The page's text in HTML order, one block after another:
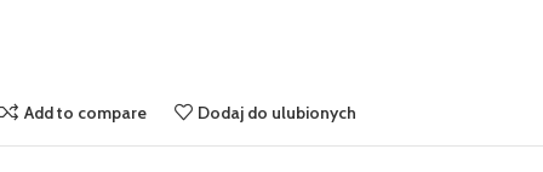
Add to compare Dodaj do ulubionych